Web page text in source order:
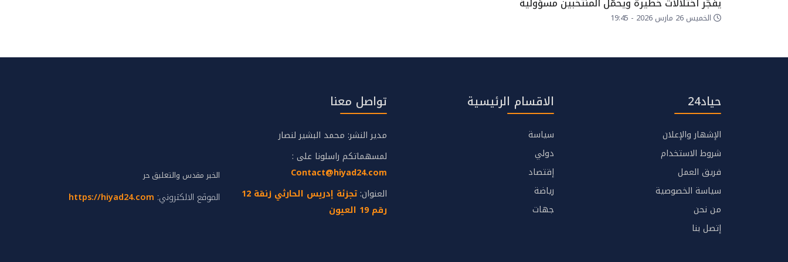
التدهور
الخميس 26 مارس 2026 - 19:45
حياد24
الإشهار والإعلان
شروط الاستخدام
فريق العمل
سياسة الخصوصية
من نحن
إتصل بنا
الاقسام الرئيسية
سياسة
دولي
إقتصاد
رياضة
جهات
تواصل معنا
مدير النشر: محمد البشير لنصار
لمسهماتكم راسلونا على :
Contact@hiyad24.com
العنوان:
تجزئة إدريس الحارثي زنقة 12
رقم 19 العيون
الخبر مقدس والتعليق حر
الموقع الالكتروني: